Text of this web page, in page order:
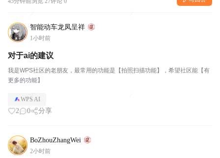
智能动车龙凤呈祥
1小时前
对于ai的建议
我是WPS社区的老朋友，最常用的功能是【拍照扫描功能】，希望社区能【有
更多的功能】
WPS AI
2 0 分享
BoZhouZhangWei
2小时前